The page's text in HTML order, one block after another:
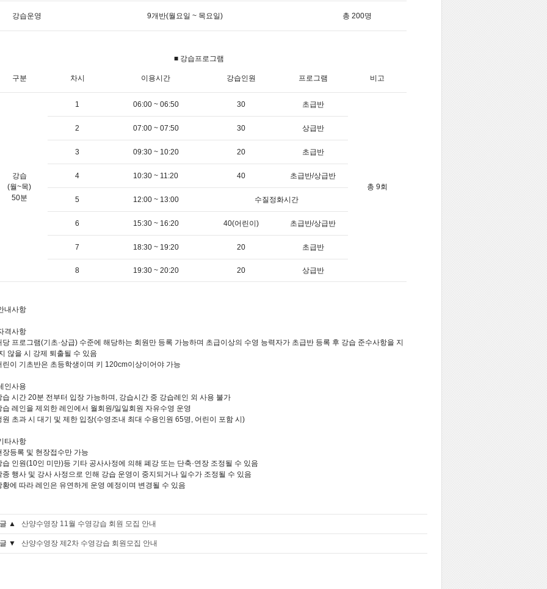
강습운영 9개반(월요일 ~ 목요일) 총 200명
■ 강습프로그램
구분 차시 이용시간 강습인원 프로그램 비고
강습
(월~목)
50분
1 06:00 ~ 06:50 30 초급반
총 9회
2 07:00 ~ 07:50 30 상급반
3 09:30 ~ 10:20 20 초급반
4 10:30 ~ 11:20 40 초급반/상급반
5 12:00 ~ 13:00 수질정화시간
6 15:30 ~ 16:20 40(어린이) 초급반/상급반
7 18:30 ~ 19:20 20 초급반
8 19:30 ~ 20:20 20 상급반
내사항
격사항
당 프로그램(기초·상급) 수준에 해당하는 회원만 등록 가능하며 초급이상의 수영 능력자가 초급반 등록 후 강습 준수사항을 지
않을 시 강제 퇴출될 수 있음
린이 기초반은 초등학생이며 키 120cm이상이어야 가능
인사용
습 시간 20분 전부터 입장 가능하며, 강습시간 중 강습레인 외 사용 불가
습 레인을 제외한 레인에서 월회원/일일회원 자유수영 운영
원 초과 시 대기 및 제한 입장(수영조내 최대 수용인원 65명, 어린이 포함 시)
타사항
장등록 및 현장접수만 가능
습 인원(10인 미만)등 기타 공사사정에 의해 폐강 또는 단축·연장 조정될 수 있음
종 행사 및 강사 사정으로 인해 강습 운영이 중지되거나 일수가 조정될 수 있음
황에 따라 레인은 유연하게 운영 예정이며 변경될 수 있음
글 ▲ 산양수영장 11월 수영강습 회원 모집 안내
글 ▼ 산양수영장 제2차 수영강습 회원모집 안내